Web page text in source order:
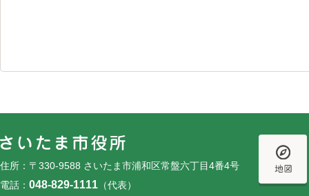
住所：〒330-9588 さいたま市浦和区常盤六丁目4番4号
電話： 048-829-1111 （代表）